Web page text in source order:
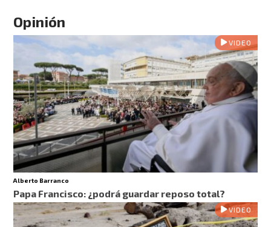
Opinión
VIDEO
Alberto Barranco
Papa Francisco: ¿podrá guardar reposo total?
VIDEO